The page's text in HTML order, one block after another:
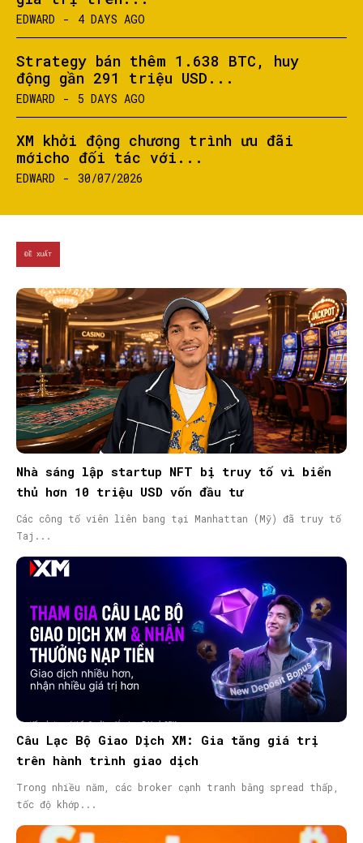
SEARCH...
EDWARD - 4 DAYS AGO
Strategy bán thêm 1.638 BTC, huy
động gần 291 triệu USD...
EDWARD - 5 DAYS AGO
XM khởi động chương trình ưu đãi
mớicho đối tác với...
EDWARD - 30/07/2026
ĐỀ XUẤT
Nhà sáng lập startup NFT bị truy tố vì biển
thủ hơn 10 triệu USD vốn đầu tư
Các công tố viên liên bang tại Manhattan (Mỹ) đã truy tố
Taj...
Câu Lạc Bộ Giao Dịch XM: Gia tăng giá trị
trên hành trình giao dịch
Trong nhiều năm, các broker cạnh tranh bằng spread thấp,
tốc độ khớp...